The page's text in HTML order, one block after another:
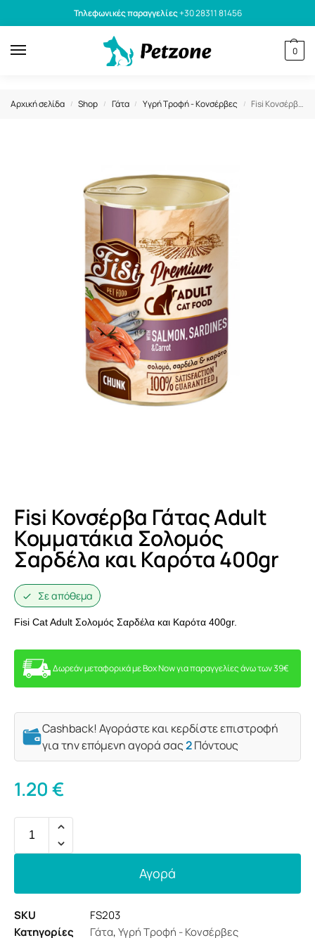
Τηλεφωνικές παραγγελίες+30 28311 81456
0
Αρχική σελίδα / Shop / Γάτα / Υγρή Τροφή - Κονσέρβες / Fisi Κονσέρβα Γάτας Adult Κομματάκια Σολομός Σαρδέλα και Καρότα 400gr
Fisi Κονσέρβα Γάτας Adult
Κομματάκια Σολομός
Σαρδέλα και Καρότα 400gr
Σε απόθεμα
Fisi Cat Adult Σολομός Σαρδέλα και Καρότα 400gr.
Δωρεάν μεταφορικά με Box Now για παραγγελίες άνω των 39€
Cashback! Αγοράστε και κερδίστε επιστροφή
για την επόμενη αγορά σας2Πόντους
1.20€
Αγορά
SKU
FS203
Κατηγορίες
Γάτα,Υγρή Τροφή - Κονσέρβες